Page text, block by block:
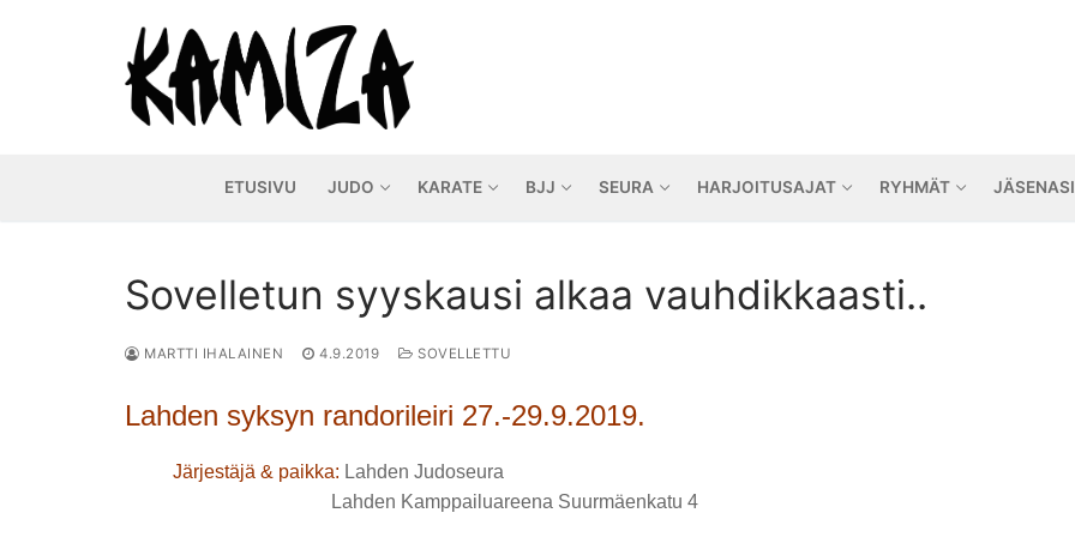
ETUSIVU JUDO KARATE BJJ SEURA HARJOITUSAJAT RYHMÄT
Sovelletun syyskausi alkaa vauhdikkaasti..
MARTTI IHALAINEN 4.9.2019 SOVELLETTU
Lahden syksyn randorileiri 27.-29.9.2019.
Järjestäjä & paikka: Lahden Judoseura
Lahden Kamppailuareena Suurmäenkatu 4